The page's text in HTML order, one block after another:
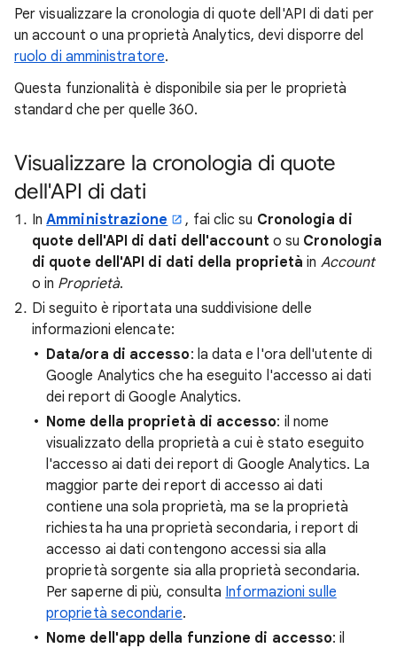
Per visualizzare la cronologia di quote dell'API di dati per
un account o una proprietà Analytics, devi disporre del
ruolo di amministratore.
Questa funzionalità è disponibile sia per le proprietà
standard che per quelle 360.
Visualizzare la cronologia di quote
dell'API di dati
InAmministrazione , fai clic su Cronologia di
quote dell'API di dati dell'account o su Cronologia
di quote dell'API di dati della proprietà in Account
o in Proprietà.
Di seguito è riportata una suddivisione delle
informazioni elencate:
Data/ora di accesso: la data e l'ora dell'utente di
Google Analytics che ha eseguito l'accesso ai dati
dei report di Google Analytics.
Nome della proprietà di accesso: il nome
visualizzato della proprietà a cui è stato eseguito
l'accesso ai dati dei report di Google Analytics. La
maggior parte dei report di accesso ai dati
contiene una sola proprietà, ma se la proprietà
richiesta ha una proprietà secondaria, i report di
accesso ai dati contengono accessi sia alla
proprietà sorgente sia alla proprietà secondaria.
Per saperne di più, consulta Informazioni sulle
proprietà secondarie.
Nome dell'app della funzione di accesso: il